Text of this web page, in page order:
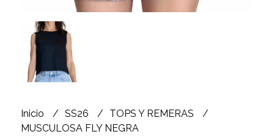
Inicio SS26
TOPS Y REMERAS
MUSCULOSA FLY NEGRA